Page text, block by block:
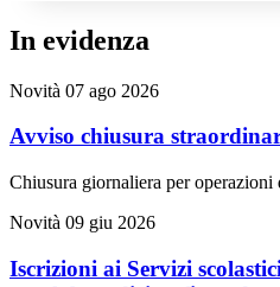
In evidenza
Novità 07 ago 2026
Avviso chiusura
Chiusura giornaliera per operazioni
Novità 09 giu 2026
Iscrizioni ai Servizi